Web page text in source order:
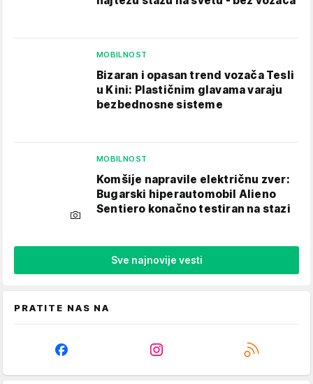
MOBILNOST
Bizaran i opasan trend vozača Tesli
u Kini: Plastičnim glavama varaju
bezbednosne sisteme
MOBILNOST
Komšije napravile električnu zver:
Bugarski hiperautomobil Alieno
Sentiero konačno testiran na stazi
Sve najnovije vesti
PRATITE NAS NA